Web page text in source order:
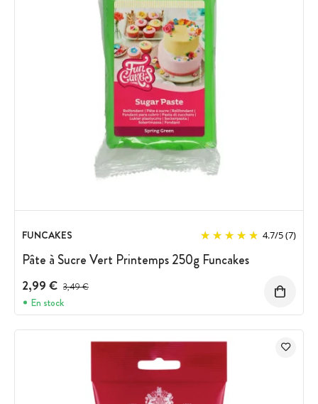
FUNCAKES 4.7/5(7)
Pâte à Sucre Vert Printemps 250g Funcakes
2,99 € Prix avant réduction :
3,49 €
En stock